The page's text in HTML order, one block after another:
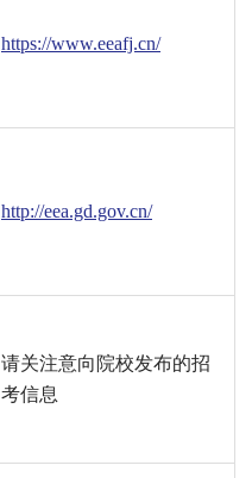
https://www.eeafj.cn/
http://eea.gd.gov.cn/
请关注意向院校发布的招
考信息